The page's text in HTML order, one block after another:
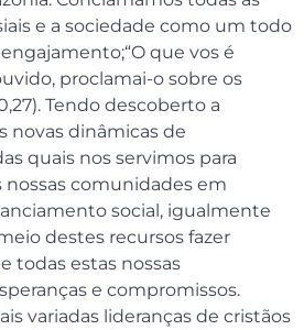
e a sociedade como um todo
que vos é
proclamai-o sobre os
Tendo descoberto a
novas dinâmicas de
quais nos servimos para
nossas comunidades em
social, igualmente
destes recursos fazer
todas estas nossas
e compromissos.
variadas lideranças de cristãos